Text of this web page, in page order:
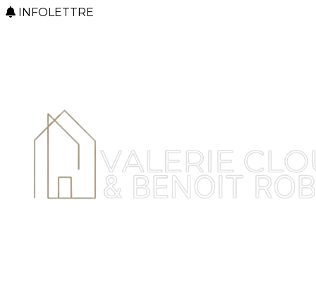
INFOLETTRE